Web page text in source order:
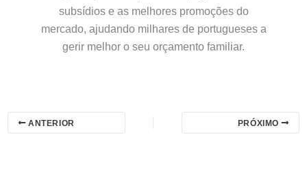
subsídios e as melhores promoções do
mercado, ajudando milhares de portugueses a
gerir melhor o seu orçamento familiar.
ANTERIOR PRÓXIMO